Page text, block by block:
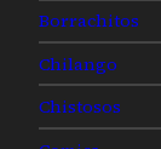
Borrachitos
Chilango
Chistosos